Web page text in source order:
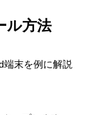
ル方法
端末を例に解説